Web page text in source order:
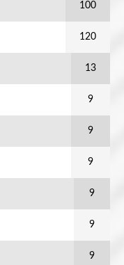
100
120
13
9
9
9
9
9
9